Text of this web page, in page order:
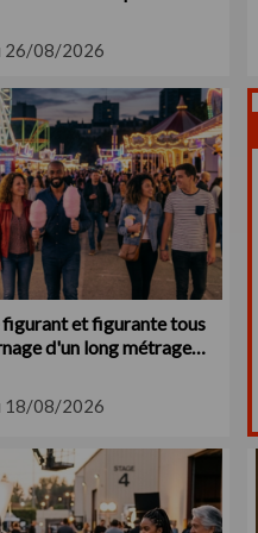
26/08/2026
et figurante tous
d'un long métrage
18/08/2026